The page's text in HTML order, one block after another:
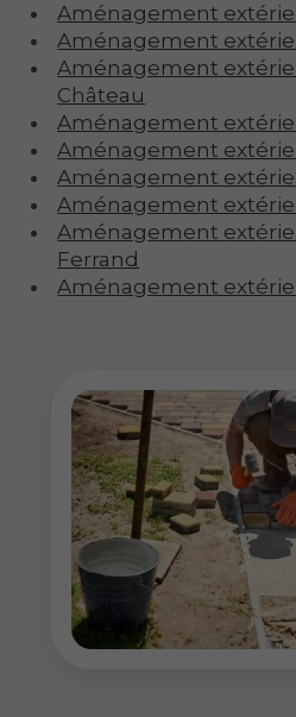
Aménagement
Aménagement
Aménagement
Château
Aménagement
Aménagement
Aménagement
Aménagement
Aménagement
Ferrand
Aménagement